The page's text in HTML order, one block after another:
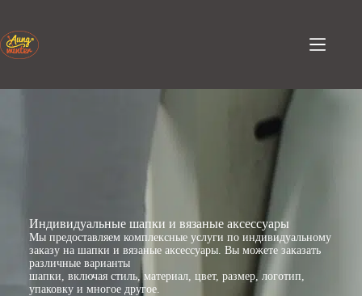
содержанию
Индивидуальные шапки и вязаные аксессуары
Мы предоставляем комплексные услуги по индивидуальному
заказу на шапки и вязаные аксессуары. Вы можете заказать
различные варианты
шапки, включая стиль, материал, цвет, размер, логотип,
упаковку и многое другое.